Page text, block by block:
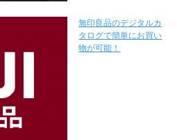
無印良品のデジタルカ
タログで簡単にお買い
物が可能！